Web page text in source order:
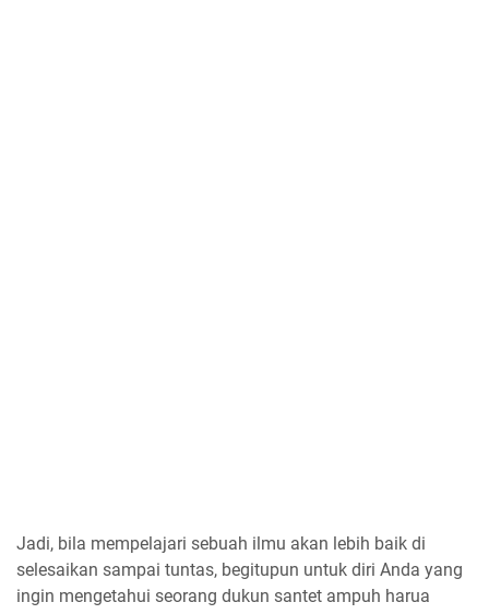
Jadi, bila mempelajari sebuah ilmu akan lebih baik di
selesaikan sampai tuntas, begitupun untuk diri Anda yang
ingin mengetahui seorang dukun santet ampuh harua